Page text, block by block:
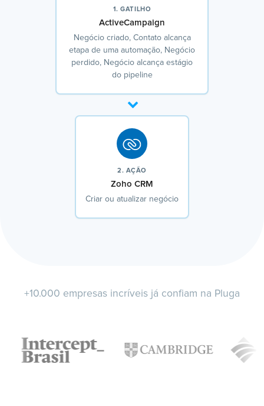
1. GATILHO
ActiveCampaign
Negócio criado, Contato alcança
etapa de uma automação, Negócio
perdido, Negócio alcança estágio
do pipeline
2. AÇÃO
Zoho CRM
Criar ou atualizar negócio
+10.000 empresas incríveis já confiam na Pluga